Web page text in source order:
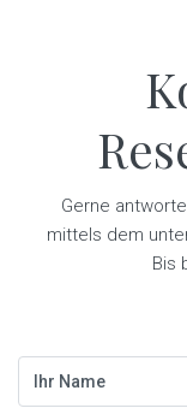
Gerne
mittels dem
Bis